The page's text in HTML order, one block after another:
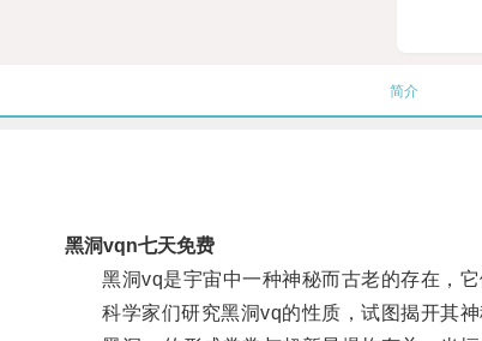
简介
黑洞vqn七天免费
黑洞vq是宇宙中一种神秘而古老的存在，它
科学家们研究黑洞vq的性质，试图揭开其神